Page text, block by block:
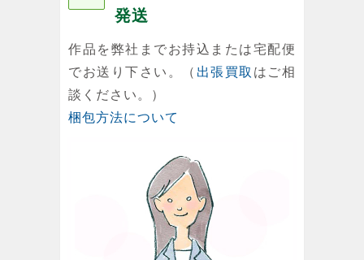
発送
作品を弊社までお持込または宅配便
でお送り下さい。（ 出張買取 はご相
談ください。）
梱包方法について